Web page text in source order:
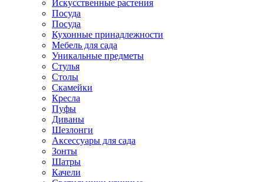
Искусственные растения
Посуда
Посуда
Кухонные принадлежности
Мебель для сада
Уникальные предметы
Стулья
Столы
Скамейки
Кресла
Пуфы
Диваны
Шезлонги
Аксессуары для сада
Зонты
Шатры
Качели